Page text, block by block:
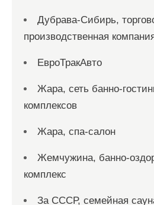
Дубрава-Сибирь,
производственная
ЕвроТракАвто
Жара, сеть банно-
комплексов
Жара, спа-салон
Жемчужина, банно-
комплекс
За СССР, семейная